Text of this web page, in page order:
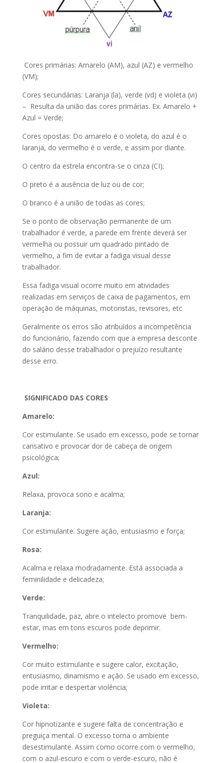
Cores primárias: Amarelo (AM), azul (AZ) e vermelho
(VM);
Cores secundárias: Laranja (la), verde (vd) e violeta (vi)
– Resulta da união das cores primárias. Ex. Amarelo +
Azul = Verde;
Cores opostas: Do amarelo é o violeta, do azul é o
laranja, do vermelho é o verde, e assim por diante.
O centro da estrela encontra-se o cinza (CI);
O preto é a ausência de luz ou de cor;
O branco é a união de todas as cores;
Se o ponto de observação permanente de um
trabalhador é verde, a parede em frente deverá ser
vermelha ou possuir um quadrado pintado de
vermelho, a fim de evitar a fadiga visual desse
trabalhador.
Essa fadiga visual ocorre muito em atividades
realizadas em serviços de caixa de pagamentos, em
operação de máquinas, motoristas, revisores, etc
Geralmente os erros são atribuídos a incompetência
do funcionário, fazendo com que a empresa desconte
do salário desse trabalhador o prejuízo resultante
desse erro.
SIGNIFICADO DAS CORES
Amarelo:
Cor estimulante. Se usado em excesso, pode se tornar
cansativo e provocar dor de cabeça de origem
psicológica;
Azul:
Relaxa, provoca sono e acalma;
Laranja:
Cor estimulante. Sugere ação, entusiasmo e força;
Rosa:
Acalma e relaxa modradamente. Está associada a
feminilidade e delicadeza;
Verde:
Tranquilidade, paz, abre o intelecto promove bem-
estar, mas em tons escuros pode deprimir.
Vermelho:
Cor muito estimulante e sugere calor, excitação,
entusiasmo, dinamismo e ação. Se usado em excesso,
pode irritar e despertar violência;
Violeta:
Cor hipnotizante e sugere falta de concentração e
preguiça mental. O excesso torna o ambiente
desestimulante. Assim como ocorre com o vermelho,
com o azul-escuro e com o verde-escuro, não é